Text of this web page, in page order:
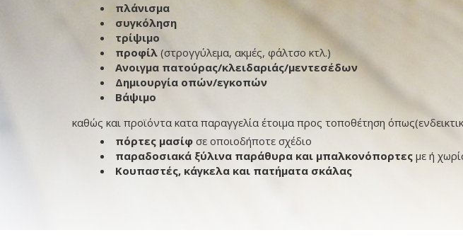
πλάνισμα
συγκόληση
τρίψιμο
προφίλ (στρογγύλεμα, ακμές, φάλτσο κτλ.)
Ανοιγμα πατούρας/κλειδαριάς/μεντεσέδων
Δημιουργία οπών/εγκοπών
Βάψιμο
καθώς και προϊόντα κατα παραγγελία έτοιμα προς τοποθέτηση
πόρτες μασίφ σε οποιοδήποτε σχέδιο
παραδοσιακά ξύλινα παράθυρα και μπαλκονόπορτες με ή
Κουπαστές, κάγκελα και πατήματα σκάλας